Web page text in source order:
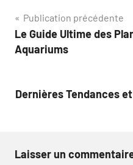
Navigation
de
Publication précédente
Le Guide Ultime des
Aquariums
Dernières Tendances
Laisser un